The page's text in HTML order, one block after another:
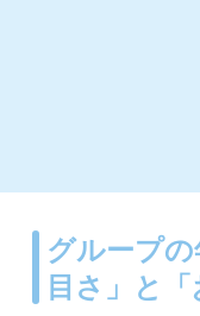
グループ
目さ」と「